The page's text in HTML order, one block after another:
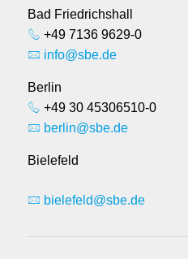
Bad Friedrichshall
+49 7136 9629-0
info@sbe.de
Berlin
+49 30 45306510-0
berlin@sbe.de
Bielefeld
bielefeld@sbe.de